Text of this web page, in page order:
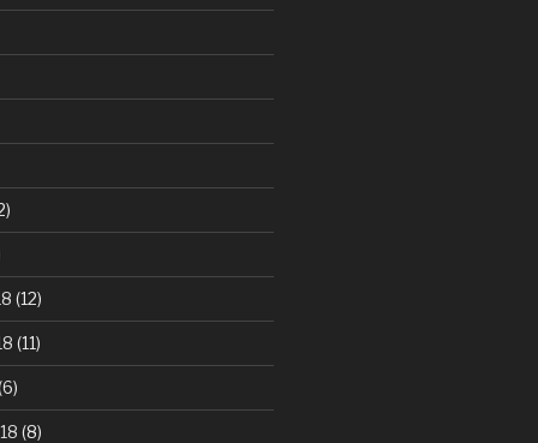
(12)
(11)
(8)